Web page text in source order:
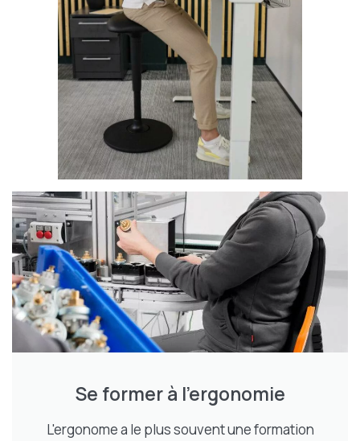
Se former à l’ergonomie
L'ergonome a le plus souvent une formation